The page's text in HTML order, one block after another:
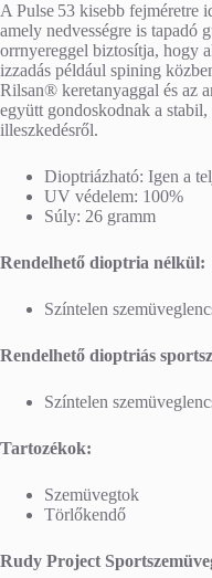
A Pulse 53 kisebb fejméretre
amely nedvességre is tapadó
orrnyereggel biztosítja, hogy
izzadás például spining
Rilsan® keretanyaggal és az
együtt gondoskodnak a
illeszkedésről.
Dioptriázható: Igen a
UV védelem: 100%
Súly: 26 gramm
Rendelhető dioptria nélkül:
Színtelen
Rendelhető dioptriás
Színtelen
Tartozékok:
Szemüvegtok
Törlőkendő
Rudy Project